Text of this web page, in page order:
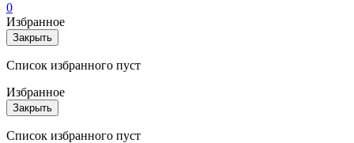
0
Избранное
Закрыть
Список избранного пуст
Избранное
Закрыть
Список избранного пуст